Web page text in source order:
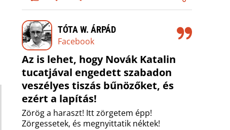
TÓTA W. ÁRPÁD
Facebook
Az is lehet, hogy Novák Katalin
tucatjával engedett szabadon
veszélyes tiszás bűnözőket, és
ezért a lapítás!
Zörög a haraszt! Itt zörgetem épp!
Zörgessetek, és megnyittatik néktek!